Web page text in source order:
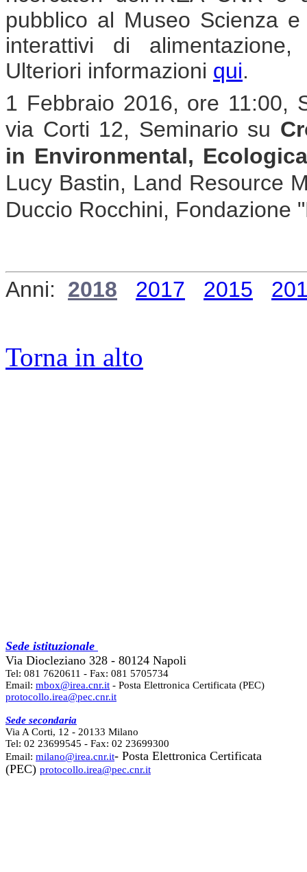
pubblico al Museo Scienza
interattivi di
Ulteriori informazioni qui.
1 Febbraio 2016, ore 11:00,
via Corti 12, Seminario su
in Environmental,
Lucy Bastin, Land Resource
Duccio Rocchini, Fondazione
Anni: 2018 2017 2015
Torna in alto
Sede istituzionale
Via Diocleziano 328 - 80124 Napoli
Tel: 081 7620611 - Fax: 081 5705734
Email: mbox@irea.cnr.it - Posta Elettronica Certificata (PEC)
protocollo.irea@pec.cnr.it
Sede secondaria
Via A Corti, 12 - 20133 Milano
Tel: 02 23699545 - Fax: 02 23699300
Email: milano@irea.cnr.it- Posta Elettronica Certificata
(PEC) protocollo.irea@pec.cnr.it